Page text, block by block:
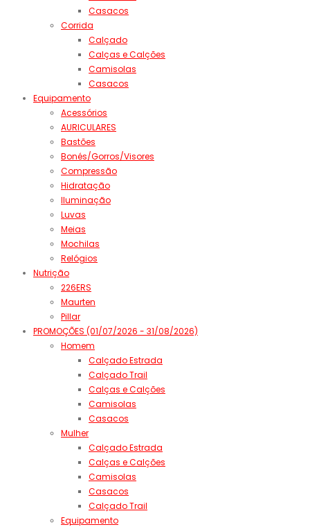
Casacos
Corrida
Calçado
Calças e Calções
Camisolas
Casacos
Equipamento
Acessórios
AURICULARES
Bastões
Bonés/Gorros/Visores
Compressão
Hidratação
Iluminação
Luvas
Meias
Mochilas
Relógios
Nutrição
226ERS
Maurten
Pillar
PROMOÇÕES (01/07/2026 - 31/08/2026)
Homem
Calçado Estrada
Calçado Trail
Calças e Calções
Camisolas
Casacos
Mulher
Calçado Estrada
Calças e Calções
Camisolas
Casacos
Calçado Trail
Equipamento